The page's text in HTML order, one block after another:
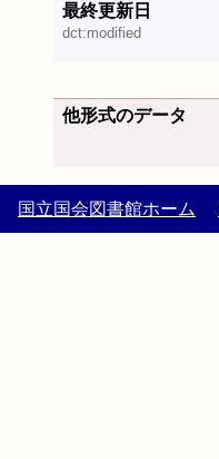
最終更新日
dct:modified
他形式のデータ
国立国会図書館ホーム